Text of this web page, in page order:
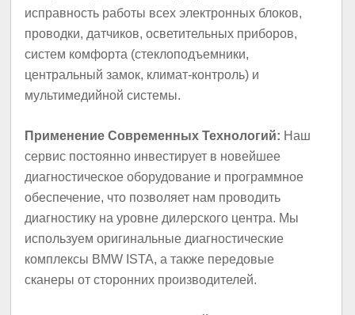
исправность работы всех электронных блоков,
проводки, датчиков, осветительных приборов,
систем комфорта (стеклоподъемники,
центральный замок, климат-контроль) и
мультимедийной системы.
Применение Современных Технологий: Наш
сервис постоянно инвестирует в новейшее
диагностическое оборудование и программное
обеспечение, что позволяет нам проводить
диагностику на уровне дилерского центра. Мы
используем оригинальные диагностические
комплексы BMW ISTA, а также передовые
сканеры от сторонних производителей.